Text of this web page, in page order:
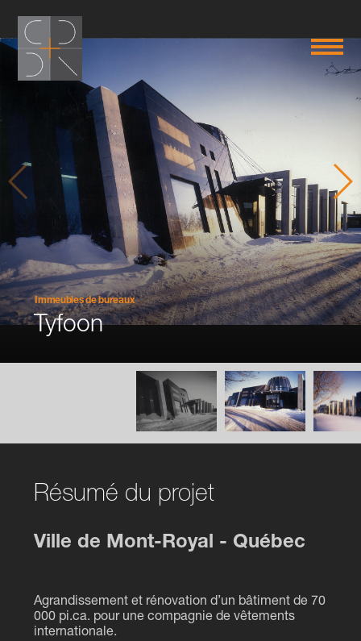
Immeubles de bureaux
Tyfoon
Résumé du projet
Ville de Mont-Royal - Québec
Agrandissement et rénovation d’un bâtiment de 70
000 pi.ca. pour une compagnie de vêtements
internationale.